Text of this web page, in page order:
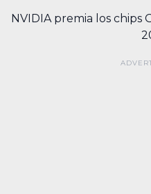
NVIDIA premia los chips